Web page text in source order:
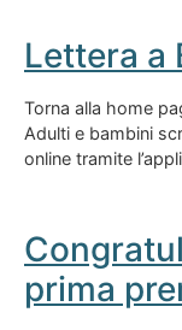
Lettera a
Torna alla home
Adulti e bambini
online tramite
prima